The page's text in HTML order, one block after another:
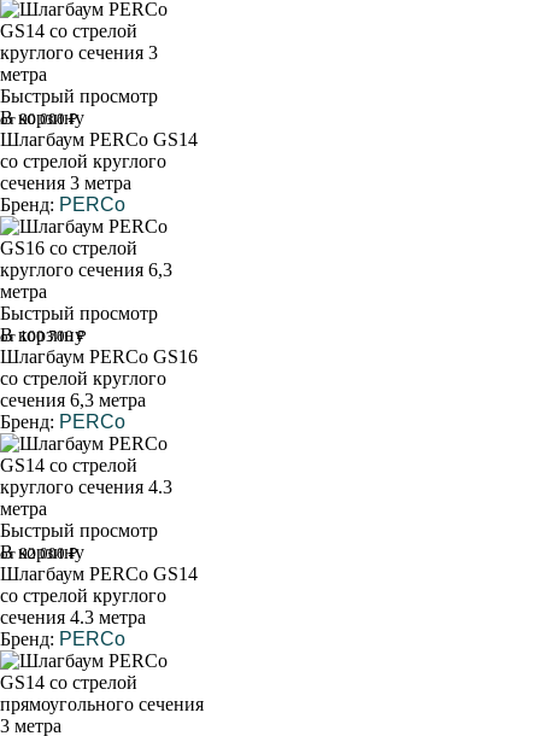
Быстрый просмотр
В корзину
от 90 000 ₽
Шлагбаум PERCo GS14
со стрелой круглого
сечения 3 метра
Бренд: PERCo
Быстрый просмотр
В корзину
от 100 700 ₽
Шлагбаум PERCo GS16
со стрелой круглого
сечения 6,3 метра
Бренд: PERCo
Быстрый просмотр
В корзину
от 92 000 ₽
Шлагбаум PERCo GS14
со стрелой круглого
сечения 4.3 метра
Бренд: PERCo